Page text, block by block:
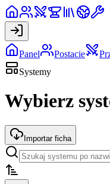
Panel Postacie
Systemy
Wybierz
Importar ficha